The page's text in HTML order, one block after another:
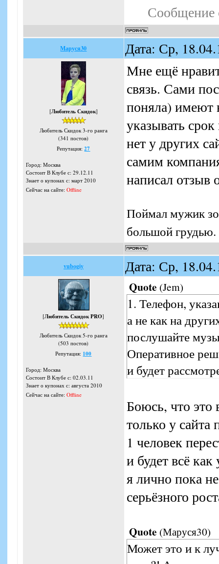
Сообщение
Маруся30 Дата: Ср,
[Любитель Скидок]
Любитель Скидок 3-го ранга
(341 постов)
Репутация:27
Город: Москва
Состоит В Клубе с: 29.12.11
Знает о купонах с: март 2010
Сейчас на сайте: Offline
Мне ещё
связь. Сами
поняла) имеют
указывать
нет у других
самим
написал отзыв
Поймал мужик
большой грудью.
vubogiy Дата: Ср,
[Любитель Скидок PRO]
Любитель Скидок 5-го ранга
(503 постов)
Репутация: 100
Город: Москва
Состоит В Клубе с: 02.03.11
Знает о купонах с: августа 2010
Сейчас на сайте: Offline
Quote (Jem)
1. Телефон,
а не как на
послушайте
Оперативное
и будет
Боюсь, что это
только у сайта
1 человек
и будет всё
я лично пока
серьёзного
Quote (Маруся30)
Может это и к